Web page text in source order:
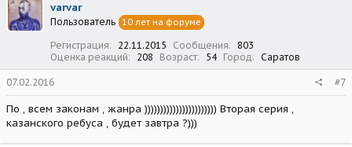
varvar
Пользователь 10 лет на форуме
Регистрация 22.11.2015 Сообщения
803
Оценка реакций
208 Возраст 54 Город Саратов
07.02.2016 #7
По , всем законам , жанра ))))))))))))))))))))))) Вторая серия ,
казанского ребуса , будет завтра ?)))